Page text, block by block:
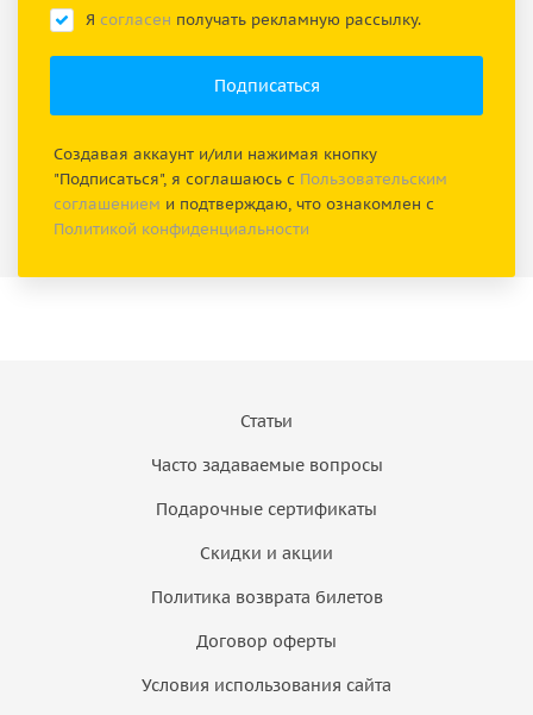
Я согласен получать рекламную рассылку.
Создавая аккаунт и/или нажимая кнопку
"Подписаться", я соглашаюсь с Пользовательским
соглашением и подтверждаю, что ознакомлен с
Политикой конфиденциальности
Статьи
Часто задаваемые вопросы
Подарочные сертификаты
Скидки и акции
Политика возврата билетов
Договор оферты
Условия использования сайта